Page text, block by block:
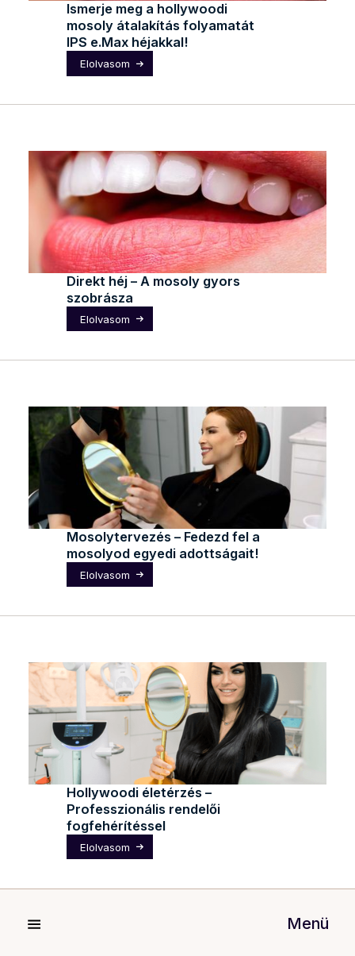
Ismerje meg a hollywoodi
mosoly átalakítás folyamatát
IPS e.Max héjakkal!
Elolvasom
Direkt héj – A mosoly gyors
szobrásza
Elolvasom
Mosolytervezés – Fedezd fel a
mosolyod egyedi adottságait!
Elolvasom
Hollywoodi életérzés –
Professzionális rendelői
fogfehérítéssel
Elolvasom
Menü